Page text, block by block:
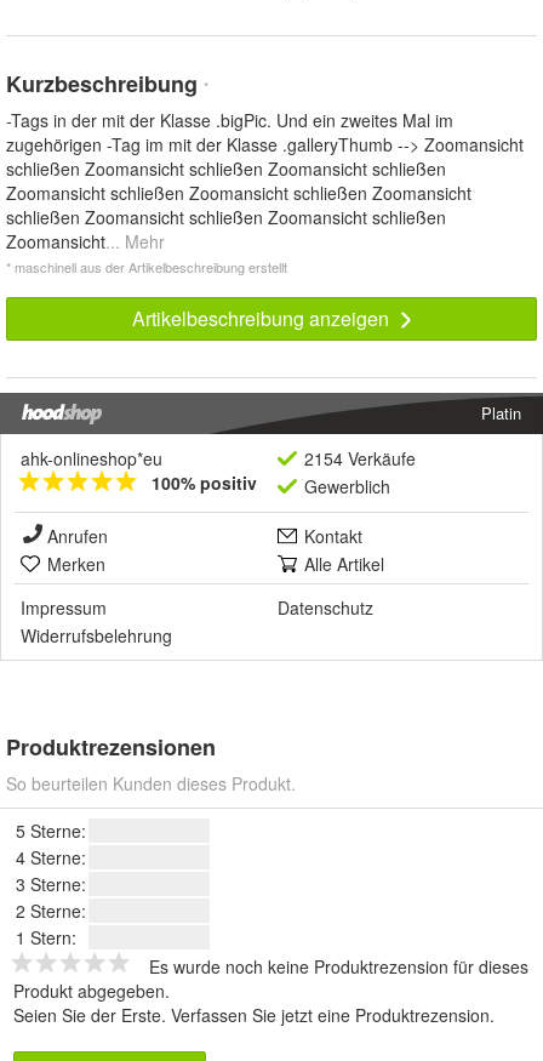
Kurzbeschreibung *
-Tags in der mit der Klasse .bigPic. Und ein zweites Mal im
zugehörigen -Tag im mit der Klasse .galleryThumb --> Zoomansicht
schließen Zoomansicht schließen Zoomansicht schließen
Zoomansicht schließen Zoomansicht schließen Zoomansicht
schließen Zoomansicht schließen Zoomansicht schließen
Zoomansicht... Mehr
* maschinell aus der Artikelbeschreibung erstellt
Artikelbeschreibung anzeigen
Platin
ahk-onlineshop*eu
100% positiv
2154 Verkäufe
Gewerblich
Anrufen
Kontakt
Merken
Alle Artikel
Impressum
Datenschutz
Widerrufsbelehrung
Produktrezensionen
So beurteilen Kunden dieses Produkt.
5 Sterne:
4 Sterne:
3 Sterne:
2 Sterne:
1 Stern:
Es wurde noch keine Produktrezension für dieses
Produkt abgegeben.
Seien Sie der Erste. Verfassen Sie jetzt eine Produktrezension.